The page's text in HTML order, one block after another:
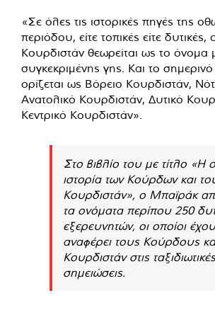
«Σε όλες τις ιστορικές πηγές της
περιόδου, είτε τοπικές είτε
Κουρδιστάν θεωρείται ως το όνομα
συγκεκριμένης γης. Και το
ορίζεται ως Βόρειο Κουρδιστάν,
Ανατολικό Κουρδιστάν, Δυτικό
Κεντρικό Κουρδιστάν».
Στο βιβλίο του με τίτλο «Η
ιστορία των Κούρδων και
Κουρδιστάν», ο Μπαϊράκ
τα ονόματα περίπου 250
εξερευνητών, οι οποίοι
αναφέρει τους Κούρδους
Κουρδιστάν στις
σημειώσεις.